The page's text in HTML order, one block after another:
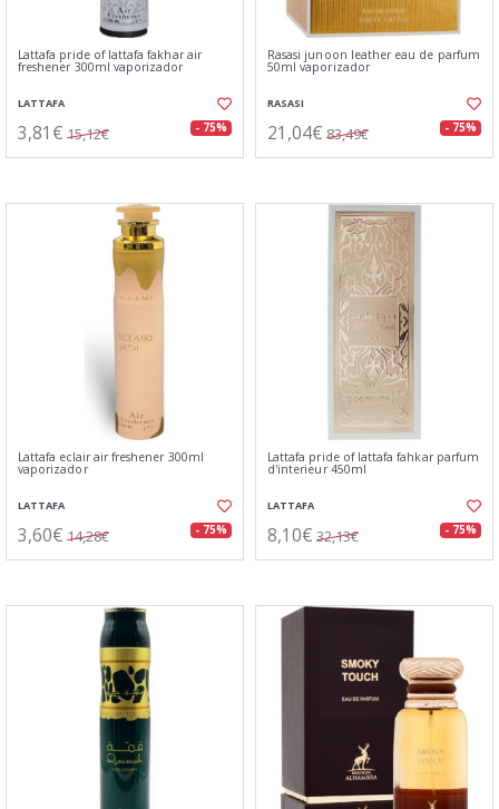
Lattafa pride of lattafa fakhar air
freshener 300ml vaporizador
LATTAFA
3,81€ 15,12€ - 75%
Rasasi junoon leather eau de parfum
50ml vaporizador
RASASI
21,04€ 83,49€ - 75%
Lattafa eclair air freshener 300ml
vaporizador
LATTAFA
3,60€ 14,28€ - 75%
Lattafa pride of lattafa fahkar parfum
d'interieur 450ml
LATTAFA
8,10€ 32,13€ - 75%